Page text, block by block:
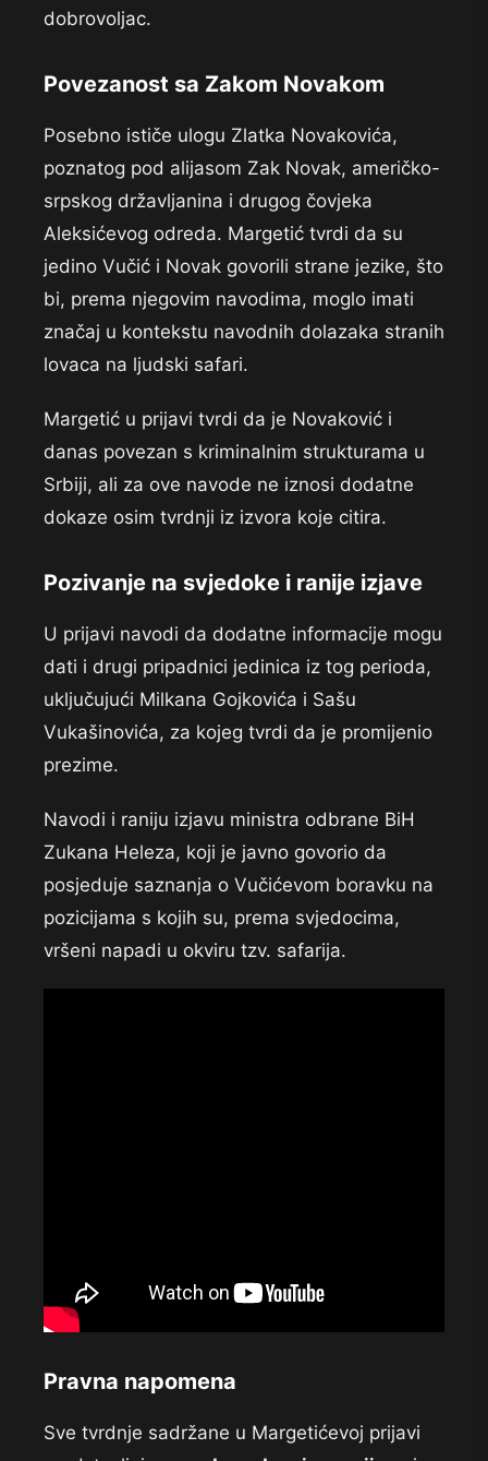
dobrovoljac.
Povezanost sa Zakom Novakom
Posebno ističe ulogu Zlatka Novakovića,
poznatog pod alijasom Zak Novak, američko-
srpskog državljanina i drugog čovjeka
Aleksićevog odreda. Margetić tvrdi da su
jedino Vučić i Novak govorili strane jezike, što
bi, prema njegovim navodima, moglo imati
značaj u kontekstu navodnih dolazaka stranih
lovaca na ljudski safari.
Margetić u prijavi tvrdi da je Novaković i
danas povezan s kriminalnim strukturama u
Srbiji, ali za ove navode ne iznosi dodatne
dokaze osim tvrdnji iz izvora koje citira.
Pozivanje na svjedoke i ranije izjave
U prijavi navodi da dodatne informacije mogu
dati i drugi pripadnici jedinica iz tog perioda,
uključujući Milkana Gojkovića i Sašu
Vukašinovića, za kojeg tvrdi da je promijenio
prezime.
Navodi i raniju izjavu ministra odbrane BiH
Zukana Heleza, koji je javno govorio da
posjeduje saznanja o Vučićevom boravku na
pozicijama s kojih su, prema svjedocima,
vršeni napadi u okviru tzv. safarija.
Pravna napomena
Sve tvrdnje sadržane u Margetićevoj prijavi